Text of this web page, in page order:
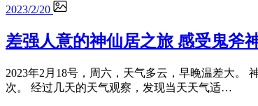
2023/2/20
差强人意的神仙居之旅 感受鬼斧
2023年2月18号，周六，天气多云，早晚温差大。
次。 经过几天的天气观察，发现当天天气适…